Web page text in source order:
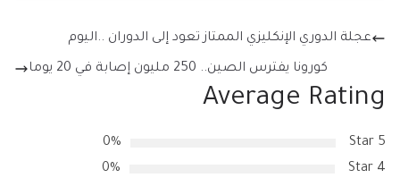
عجلة الدوري الإنكليزي الممتاز تعود إلى الدوران ..اليوم
كورونا يفترس الصين.. 250 مليون إصابة في 20 يوما
Average Rating
5 Star
0%
4 Star
0%